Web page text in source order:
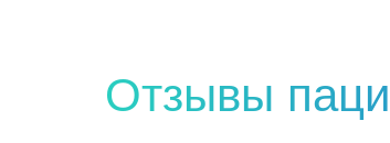
Отзывы